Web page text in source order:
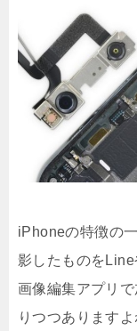
iPhoneの特徴の
影したものをLine
画像編集アプリ
りつつありますよ